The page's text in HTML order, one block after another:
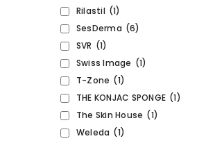
(1)
Rilastil
(6)
SesDerma
(1)
SVR
(1)
Swiss Image
(1)
T-Zone
(1)
THE KONJAC SPONGE
(1)
The Skin House
(1)
Weleda